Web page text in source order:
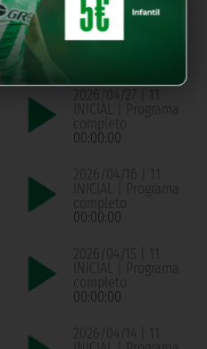
2026/04/28 | 11
INICIAL | Programa
completo
2026/04/27 | 11
INICIAL | Programa
completo
00:00:00
2026/04/16 | 11
INICIAL | Programa
completo
00:00:00
2026/04/15 | 11
INICIAL | Programa
completo
00:00:00
2026/04/14 | 11